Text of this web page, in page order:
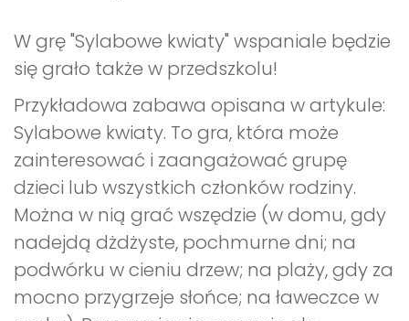
W grę "Sylabowe kwiaty" wspaniale będzie
się grało także w przedszkolu!
Przykładowa zabawa opisana w artykule:
Sylabowe kwiaty. To gra, która może
zainteresować i zaangażować grupę
dzieci lub wszystkich członków rodziny.
Można w nią grać wszędzie (w domu, gdy
nadejdą dżdżyste, pochmurne dni; na
podwórku w cieniu drzew; na plaży, gdy za
mocno przygrzeje słońce; na ławeczce w